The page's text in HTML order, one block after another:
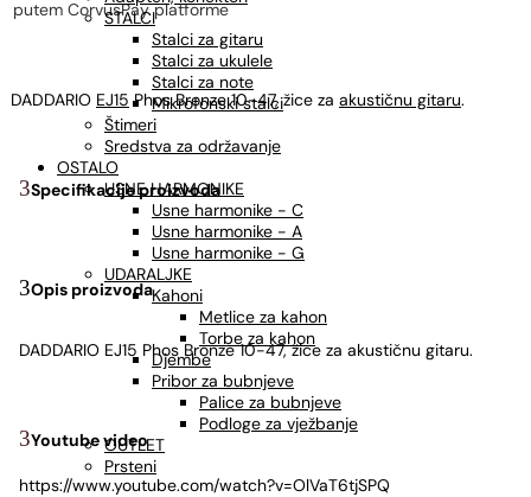
STALCI
Stalci za gitaru
Stalci za ukulele
Stalci za note
Mikrofonski stalci
Štimeri
Sredstva za održavanje
OSTALO
USNE HARMONIKE
Usne harmonike - C
Usne harmonike - A
Usne harmonike - G
UDARALJKE
Kahoni
Metlice za kahon
Torbe za kahon
Djembe
Pribor za bubnjeve
Palice za bubnjeve
Podloge za vježbanje
OUTLET
Prsteni
putem CorvusPay platforme
DADDARIO EJ15 Phos Bronze 10-47, žice za akustičnu gitaru.
Specifikacije proizvoda
Opis proizvoda
DADDARIO EJ15 Phos Bronze 10-47, žice za akustičnu gitaru.
Youtube video
https://www.youtube.com/watch?v=OlVaT6tjSPQ